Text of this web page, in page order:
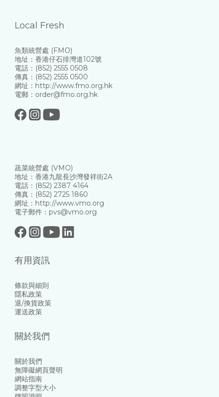
Local Fresh
魚類統營處 (FMO)
地址：香港仔石排灣道102號
電話：(852) 2555 0508
傳真：(852) 2555 0500
網址：http://www.fmo.org.hk
電郵：order@fmo.org.hk
蔬菜統營處 (VMO)
地址：香港九龍長沙灣發祥街2A
電話：(852) 2387 4164
傳真：(852) 2725 1860
網址：http://www.vmo.org
電子郵件：pvs@vmo.org
有用資訊
條款與細則
隱私政策
退/換貨政策
運送政策
關於我們
關於我們
無障礙網頁聲明
網站指南
調整字型大小